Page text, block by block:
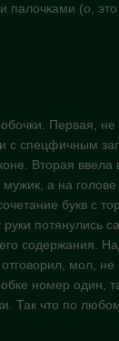
палочками (о,
Первая,
с спецфичным
Вторая
а на
букв с
потянулись
содержания.
мол,
номер один,
Так что по